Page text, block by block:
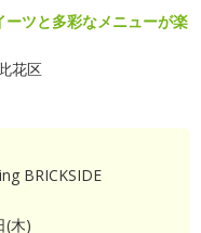
ーツと多彩なメニューが楽
花区
BRICKSIDE
(木)